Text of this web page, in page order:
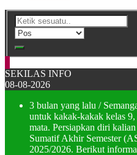
SEKILAS INFO
08-08-2026
3 bulan yang lalu /
untuk kakak-kakak kelas 9,
mata. Persiapkan diri
Sumatif Akhir Semester
2025/2026. Berikut